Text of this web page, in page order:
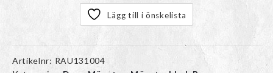
Lägg till i önskelista
Artikelnr: RAU131004